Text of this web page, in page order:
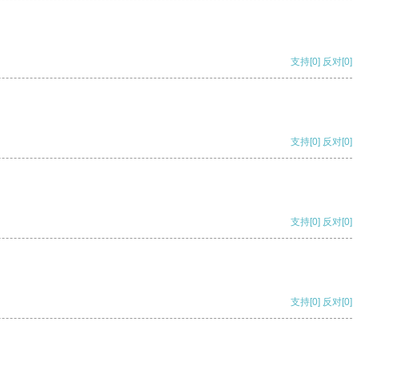
支持[0] 反对[0]
支持[0] 反对[0]
支持[0] 反对[0]
支持[0] 反对[0]